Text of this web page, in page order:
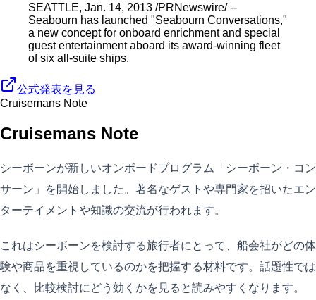
SEATTLE, Jan. 14, 2013 /PRNewswire/ --
Seabourn has launched "Seabourn Conversations,"
a new concept for onboard enrichment and special
guest entertainment aboard its award-winning fleet
of six all-suite ships.
公式発表を見る
Cruisemans Note
Cruisemans Note
シーボーンが新しいオンボードプログラム「シーボーン・コン
サーン」を開始しました。著名なゲストや専門家を招いたエン
ターテイメントや知識の交流が行われます。
これはシーボーンを検討する旅行者にとって、船会社がどの体
験や商品を重視しているのかを把握する材料です。話題性では
なく、比較検討にどう効くかを見ると読みやすくなります。